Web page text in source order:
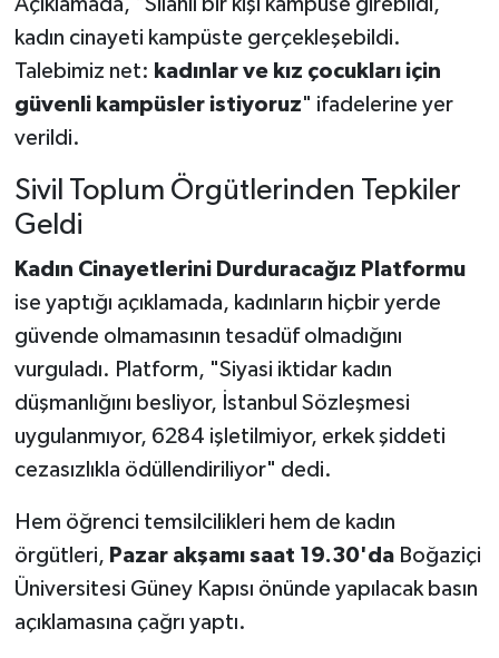
Açıklamada, "Silahlı bir kişi kampüse girebildi,
kadın cinayeti kampüste gerçekleşebildi.
Talebimiz net: kadınlar ve kız çocukları için
güvenli kampüsler istiyoruz" ifadelerine yer
verildi.
Sivil Toplum Örgütlerinden Tepkiler
Geldi
Kadın Cinayetlerini Durduracağız Platformu
ise yaptığı açıklamada, kadınların hiçbir yerde
güvende olmamasının tesadüf olmadığını
vurguladı. Platform, "Siyasi iktidar kadın
düşmanlığını besliyor, İstanbul Sözleşmesi
uygulanmıyor, 6284 işletilmiyor, erkek şiddeti
cezasızlıkla ödüllendiriliyor" dedi.
Hem öğrenci temsilcilikleri hem de kadın
örgütleri, Pazar akşamı saat 19.30'daBoğaziçi
Üniversitesi Güney Kapısı önünde yapılacak basın
açıklamasına çağrı yaptı.